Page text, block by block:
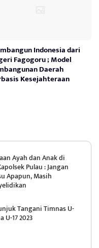
Indonesia dari
Fagogoru ; Model
Daerah
Kesejahteraan
Ayah dan Anak di
Pulau : Jangan
Apapun, Masih
Tangani Timnas U-
U-17 2023